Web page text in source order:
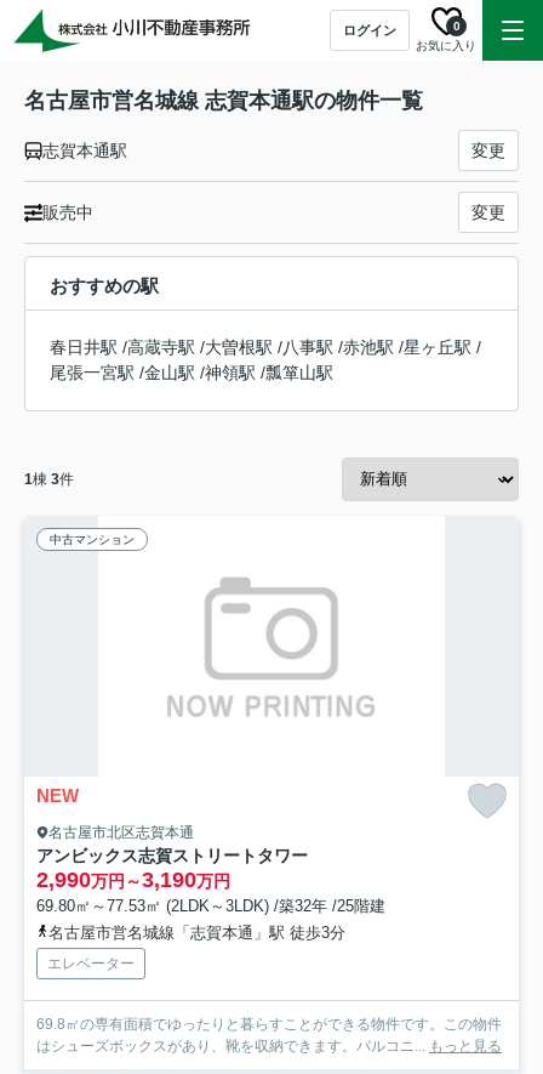
ログイン
お気に入り
0
名古屋市営名城線 志賀本通駅の物件一覧
志賀本通駅 変更
販売中 変更
おすすめの駅
春日井駅 /高蔵寺駅 /大曽根駅 /八事駅 /赤池駅 /星ヶ丘駅 /
尾張一宮駅 /金山駅 /神領駅 /瓢箪山駅
1棟 3件
中古マンション
NEW
名古屋市北区志賀本通
アンビックス志賀ストリートタワー
2,990万円～3,190万円
69.80㎡～77.53㎡ (2LDK～3LDK) /築32年 /25階建
名古屋市営名城線「志賀本通」駅 徒歩3分
エレベーター
69.8㎡の専有面積でゆったりと暮らすことができる物件です。この物件
はシューズボックスがあり、靴を収納できます。バルコニ... もっと見る